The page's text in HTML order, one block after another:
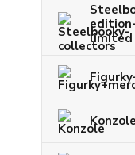
limited
Konzole